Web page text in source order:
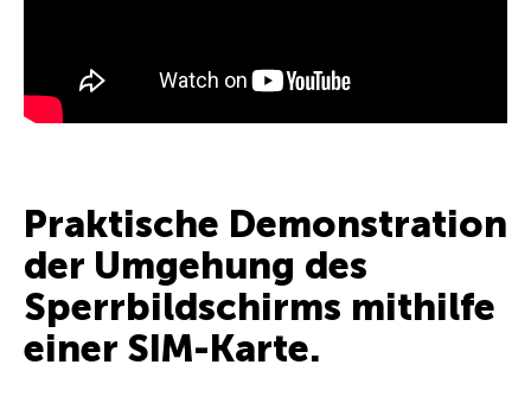
Praktische Demonstration
der Umgehung des
Sperrbildschirms mithilfe
einer SIM-Karte.